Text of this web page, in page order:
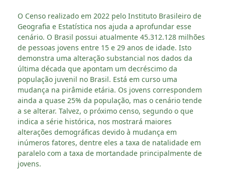
O Censo realizado em 2022 pelo Instituto Brasileiro de
Geografia e Estatística nos ajuda a aprofundar esse
cenário. O Brasil possui atualmente 45.312.128 milhões
de pessoas jovens entre 15 e 29 anos de idade. Isto
demonstra uma alteração substancial nos dados da
última década que apontam um decréscimo da
população juvenil no Brasil. Está em curso uma
mudança na pirâmide etária. Os jovens correspondem
ainda a quase 25% da população, mas o cenário tende
a se alterar. Talvez, o próximo censo, segundo o que
indica a série histórica, nos mostrará maiores
alterações demográficas devido à mudança em
inúmeros fatores, dentre eles a taxa de natalidade em
paralelo com a taxa de mortandade principalmente de
jovens.